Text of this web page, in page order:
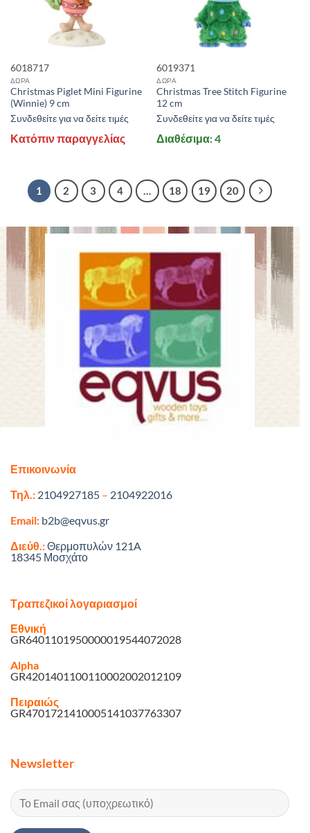
6018717
ΔΩΡΑ
Christmas Piglet Mini Figurine
(Winnie) 9 cm
Συνδεθείτε για να δείτε τιμές
Κατόπιν παραγγελίας
6019371
ΔΩΡΑ
Christmas Tree Stitch Figurine
12 cm
Συνδεθείτε για να δείτε τιμές
Διαθέσιμα: 4
1 2 3 4 18 19 20
Επικοινωνία
Τηλ.: 2104927185 – 2104922016
Email: b2b@eqvus.gr
Διεύθ.:Θερμοπυλών 121A
18345 Μοσχάτο
Τραπεζικοί λογαριασμοί
Εθνική
GR6401101950000019544072028
Alpha
GR4201401100110002002012109
Πειραιώς
GR4701721410005141037763307
Newsletter